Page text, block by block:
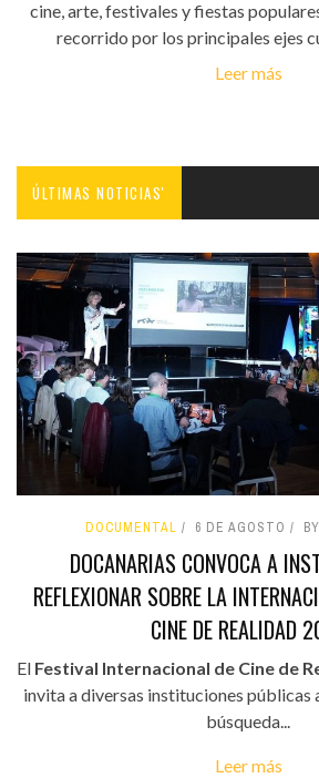
cine, arte, festivales y fiestas
recorrido por los principales ejes
Leer más
ÚLTIMAS NOTICIAS'
DOCUMENTAL 6 DE AGOSTO
DOCANARIAS CONVOCA A
REFLEXIONAR SOBRE LA
CINE DE REALIDAD
El Festival Internacional de Cine de
invita a diversas instituciones públicas
búsqueda...
Leer más